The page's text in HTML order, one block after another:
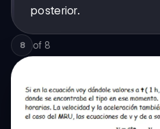
posterior.
8 of 8